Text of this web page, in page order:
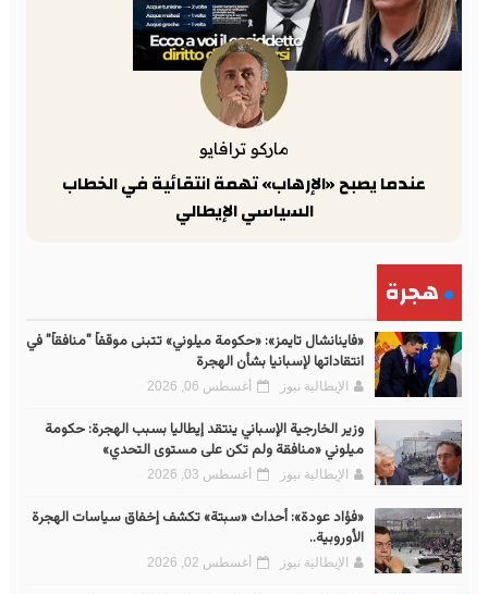
ماركو ترافايو
عندما يصبح «الإرهاب» تهمة انتقائية في الخطاب
السياسي الإيطالي
هجرة
«فاينانشال تايمز»: «حكومة ميلوني» تتبنى موقفاً "منافقاً" في
انتقاداتها لإسبانيا بشأن الهجرة
الإيطالية نيوز أغسطس 06, 2026
وزير الخارجية الإسباني ينتقد إيطاليا بسبب الهجرة: حكومة
ميلوني «منافقة ولم تكن على مستوى التحدي»
الإيطالية نيوز أغسطس 03, 2026
«فؤاد عودة»: أحداث «سبتة» تكشف إخفاق سياسات الهجرة
الأوروبية..
الإيطالية نيوز أغسطس 02, 2026